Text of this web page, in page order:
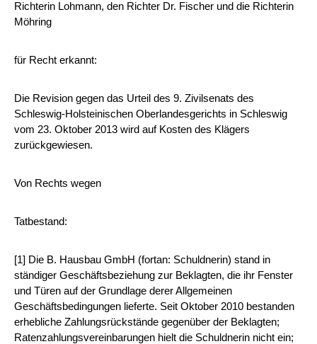
Richterin Lohmann, den Richter Dr. Fischer und die Richterin
Möhring
für Recht erkannt:
Die Revision gegen das Urteil des 9. Zivilsenats des
Schleswig-Holsteinischen Oberlandesgerichts in Schleswig
vom 23. Oktober 2013 wird auf Kosten des Klägers
zurückgewiesen.
Von Rechts wegen
Tatbestand:
[1] Die B. Hausbau GmbH (fortan: Schuldnerin) stand in
ständiger Geschäftsbeziehung zur Beklagten, die ihr Fenster
und Türen auf der Grundlage derer Allgemeinen
Geschäftsbedingungen lieferte. Seit Oktober 2010 bestanden
erhebliche Zahlungsrückstände gegenüber der Beklagten;
Ratenzahlungsvereinbarungen hielt die Schuldnerin nicht ein;